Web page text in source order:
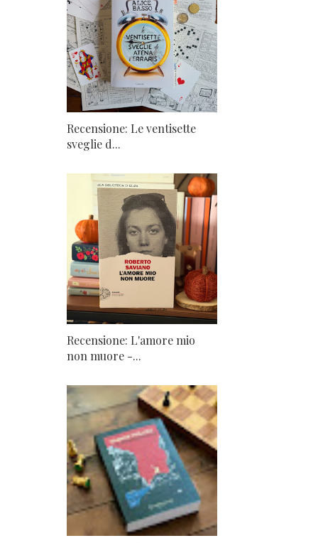
Recensione: Le ventisette
sveglie d...
Recensione: L'amore mio
non muore -...